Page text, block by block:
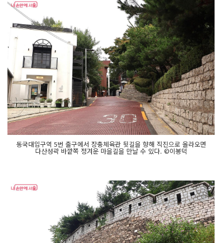
동국대입구역 5번 출구에서 장충체육관 뒷길을 향해 직진으로 올라오면
다산성곽 바깥쪽 정겨운 마을길을 만날 수 있다. ©이봉덕